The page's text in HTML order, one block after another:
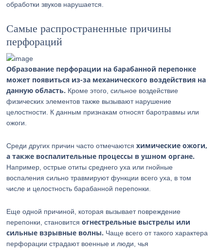
обработки звуков нарушается.
Самые распространенные причины
перфораций
Образование перфорации на барабанной перепонке
может появиться из-за механического воздействия на
данную область. Кроме этого, сильное воздействие
физических элементов также вызывают нарушение
целостности. К данным признакам относят баротравмы или
ожоги.
Среди других причин часто отмечаютсяхимические ожоги,
а также воспалительные процессы в ушном органе.
Например, острые отиты среднего уха или гнойные
воспаления сильно травмируют функции всего уха, в том
числе и целостность барабанной перепонки.
Еще одной причиной, которая вызывает повреждение
перепонки, становитсяогнестрельные выстрелы или
сильные взрывные волны. Чаще всего от такого характера
перфорации страдают военные и люди, чья